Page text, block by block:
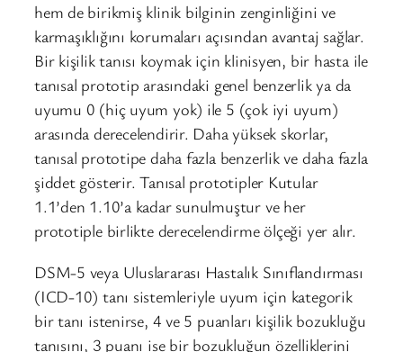
hem de birikmiş klinik bilginin zenginliğini ve
karmaşıklığını korumaları açısından avantaj sağlar.
Bir kişilik tanısı koymak için klinisyen, bir hasta ile
tanısal prototip arasındaki genel benzerlik ya da
uyumu 0 (hiç uyum yok) ile 5 (çok iyi uyum)
arasında derecelendirir. Daha yüksek skorlar,
tanısal prototipe daha fazla benzerlik ve daha fazla
şiddet gösterir. Tanısal prototipler Kutular
1.1’den 1.10’a kadar sunulmuştur ve her
prototiple birlikte derecelendirme ölçeği yer alır.
DSM-5 veya Uluslararası Hastalık Sınıflandırması
(ICD-10) tanı sistemleriyle uyum için kategorik
bir tanı istenirse, 4 ve 5 puanları kişilik bozukluğu
tanısını, 3 puanı ise bir bozukluğun özelliklerini